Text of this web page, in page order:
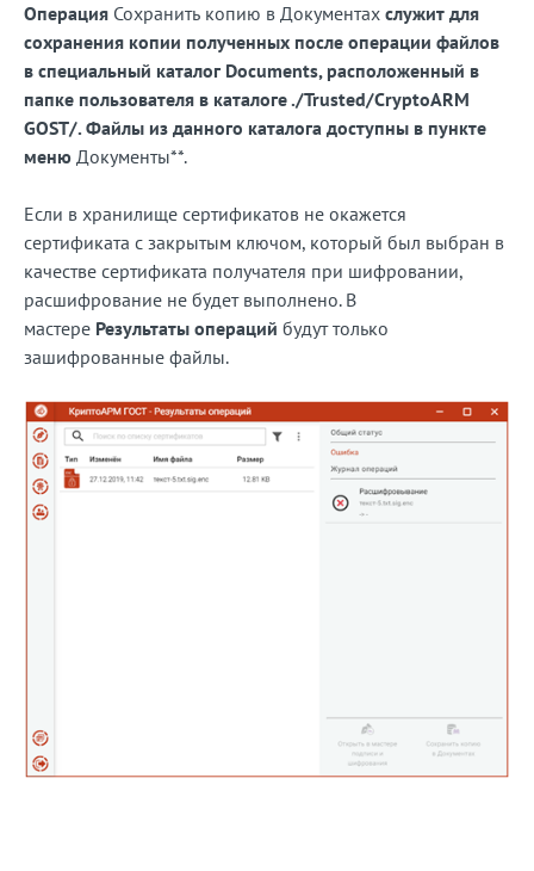
Операция Сохранить копию в Документах служит для
сохранения копии полученных после операции файлов
в специальный каталог Documents, расположенный в
папке пользователя в каталоге ./Trusted/CryptoARM
GOST/. Файлы из данного каталога доступны в пункте
меню Документы**.
Если в хранилище сертификатов не окажется
сертификата с закрытым ключом, который был выбран в
качестве сертификата получателя при шифровании,
расшифрование не будет выполнено. В
мастере Результаты операций будут только
зашифрованные файлы.